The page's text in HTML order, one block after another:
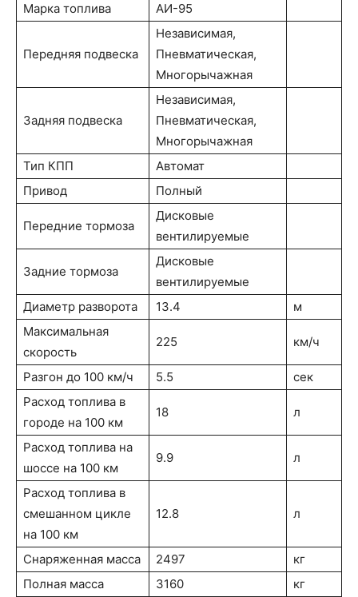
Марка топлива АИ-95
Передняя подвеска
Независимая,
Пневматическая,
Многорычажная
Задняя подвеска
Независимая,
Пневматическая,
Многорычажная
Тип КПП
Автомат
Привод
Полный
Передние тормоза
Дисковые
вентилируемые
Задние тормоза
Дисковые
вентилируемые
Диаметр разворота
13.4
м
Максимальная
скорость
225 км/ч
Разгон до 100 км/ч 5.5
сек
Расход топлива в
городе на 100 км
18 л
Расход топлива на
шоссе на 100 км
9.9 л
Расход топлива в
смешанном цикле
на 100 км
12.8 л
Снаряженная масса 2497
кг
Полная масса
3160 кг